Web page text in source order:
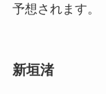
予想されます。
新垣渚